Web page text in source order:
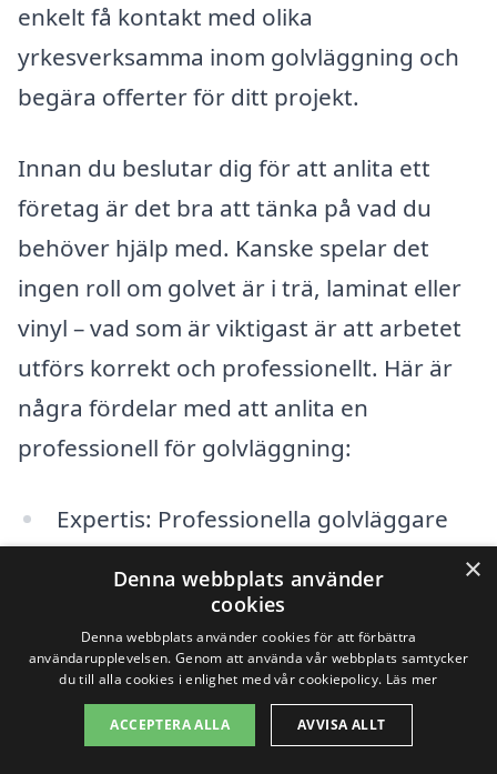
enkelt få kontakt med olika
yrkesverksamma inom golvläggning och
begära offerter för ditt projekt.
Innan du beslutar dig för att anlita ett
företag är det bra att tänka på vad du
behöver hjälp med. Kanske spelar det
ingen roll om golvet är i trä, laminat eller
vinyl – vad som är viktigast är att arbetet
utförs korrekt och professionellt. Här är
några fördelar med att anlita en
professionell för golvläggning:
Expertis: Professionella golvläggare
krävs för att utföra jobbet på rätt sätt.
Kvalitet: En kvalificerad hantverkare
garanterar ett högkvalitativt resultat
som håller i längden.
×
Denna webbplats använder
cookies
Denna webbplats använder cookies för att förbättra
användarupplevelsen. Genom att använda vår webbplats samtycker
du till alla cookies i enlighet med vår cookiepolicy. Läs mer
ACCEPTERA ALLA AVVISA ALLT